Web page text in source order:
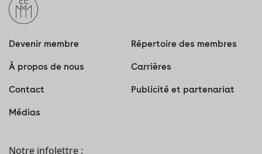
Devenir membre Répertoire des membres
À propos de nous Carrières
Contact Publicité et partenariat
Médias
Notre infolettre :